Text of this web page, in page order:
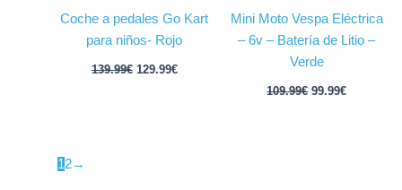
Coche a pedales Go Kart
para niños- Rojo
139.99€ 129.99€
Mini Moto Vespa Eléctrica
– 6v – Batería de Litio –
Verde
109.99€ 99.99€
12→